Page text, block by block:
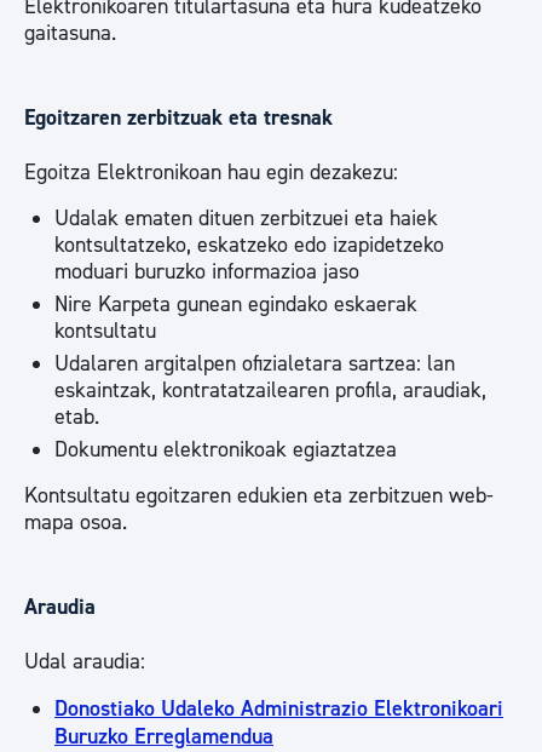
Elektronikoaren titulartasuna eta hura kudeatzeko
gaitasuna.
Egoitzaren zerbitzuak eta tresnak
Egoitza Elektronikoan hau egin dezakezu:
Udalak ematen dituen zerbitzuei eta haiek
kontsultatzeko, eskatzeko edo izapidetzeko
moduari buruzko informazioa jaso
Nire Karpeta gunean egindako eskaerak
kontsultatu
Udalaren argitalpen ofizialetara sartzea: lan
eskaintzak, kontratatzailearen profila, araudiak,
etab.
Dokumentu elektronikoak egiaztatzea
Kontsultatu egoitzaren edukien eta zerbitzuen web-
mapa osoa.
Araudia
Udal araudia:
Donostiako Udaleko Administrazio Elektronikoari
Buruzko Erreglamendua